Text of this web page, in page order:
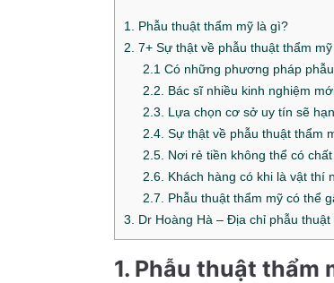
1. Phẫu thuật thẩm mỹ là gì?
2. 7+ Sự thật về phẫu thuật thẩm mỹ
2.1 Có những phương pháp
2.2. Bác sĩ nhiều kinh nghiệm
2.3. Lựa chọn cơ sở uy tín sẽ
2.4. Sự thật về phẫu thuật thẩm
2.5. Nơi rẻ tiền không thể có
2.6. Khách hàng có khi là vật thí
2.7. Phẫu thuật thẩm mỹ có thể
3. Dr Hoàng Hà – Địa chỉ phẫu
1. Phẫu thuật thẩm